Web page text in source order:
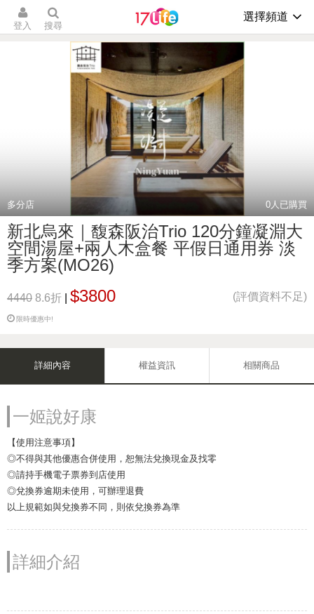
登入 搜尋
選擇頻道
多分店 0人已購買
新北烏來｜馥森阪治Trio 120分鐘凝淵大
空間湯屋+兩人木盒餐 平假日通用券 淡
季方案(MO26)
4440 8.6折 $3800 (評價資料不足)
限時優惠中!
詳細內容 權益資訊 相關商品
一姬說好康
【使用注意事項】
◎不得與其他優惠合併使用，恕無法兌換現金及找零
◎請持手機電子票券到店使用
◎兌換券逾期未使用，可辦理退費
以上規範如與兌換券不同，則依兌換券為準
詳細介紹